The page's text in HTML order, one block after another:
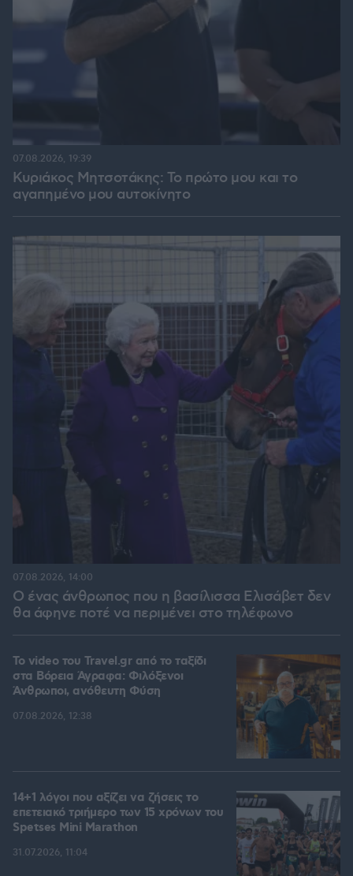
Κυριάκος Μητσοτάκης: Το πρώτο μου και το
αγαπημένο μου αυτοκίνητο
07.08.2026, 19:39
Ο ένας άνθρωπος που η βασίλισσα Ελισάβετ δεν
θα άφηνε ποτέ να περιμένει στο τηλέφωνο
07.08.2026, 14:00
To video του Travel.gr από το ταξίδι
στα Βόρεια Άγραφα: Φιλόξενοι
Άνθρωποι, ανόθευτη Φύση
07.08.2026, 12:38
14+1 λόγοι που αξίζει να ζήσεις το
επετειακό τριήμερο των 15 χρόνων του
Spetses Mini Marathon
31.07.2026, 11:04